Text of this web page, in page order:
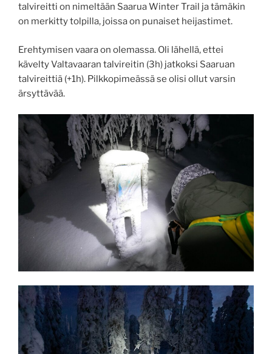
talvireitti on nimeltään Saarua Winter Trail ja tämäkin
on merkitty tolpilla, joissa on punaiset heijastimet.
Erehtymisen vaara on olemassa. Oli lähellä, ettei
kävelty Valtavaaran talvireitin (3h) jatkoksi Saaruan
talvireittiä (+1h). Pilkkopimeässä se olisi ollut varsin
ärsyttävää.